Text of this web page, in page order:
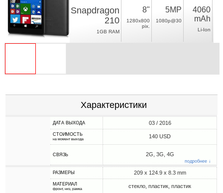
Snapdragon
210
1GB RAM
8"
1280x800
pix.
5MP
1080p@30
4060
mAh
Li-Ion
Характеристики
ДАТА ВЫХОДА 03 / 2016
СТОИМОСТЬ
на момент выхода 140 USD
СВЯЗЬ 2G, 3G, 4G
подробнее ↓
РАЗМЕРЫ 209 x 124.9 x 8.3 mm
МАТЕРИАЛ
фронт, низ, рамка стекло, пластик, пластик